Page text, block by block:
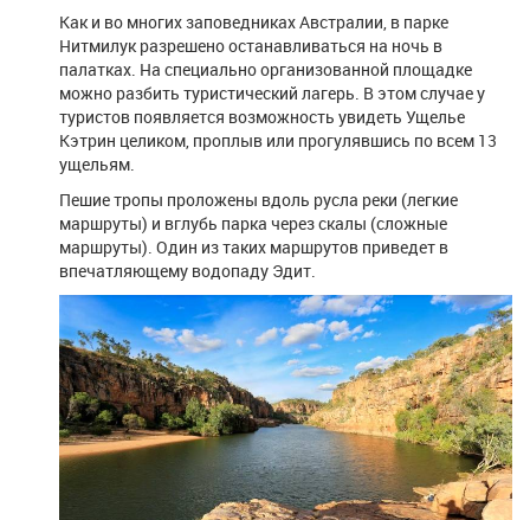
Как и во многих заповедниках Австралии, в парке
Нитмилук разрешено останавливаться на ночь в
палатках. На специально организованной площадке
можно разбить туристический лагерь. В этом случае у
туристов появляется возможность увидеть Ущелье
Кэтрин целиком, проплыв или прогулявшись по всем 13
ущельям.
Пешие тропы проложены вдоль русла реки (легкие
маршруты) и вглубь парка через скалы (сложные
маршруты). Один из таких маршрутов приведет в
впечатляющему водопаду Эдит.